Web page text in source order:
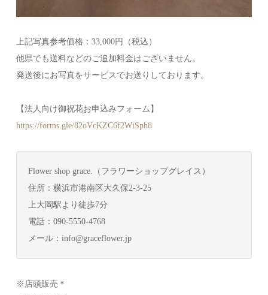
上記写真参考価格：33,000円（税込）
他県でも送料などのご追加料金はございません。
発送後にお写真をサービスでお送りしております。
【法人向け御祝花お申込みフォーム】
https://forms.gle/82oVcKZC6f2WiSph8
Flower shop grace.（フラワーショップグレイス）
住所：横浜市港南区大久保2-3-25
上大岡駅より徒歩7分
電話：090-5550-4768
メール：info@graceflower.jp
※店頭販売＊